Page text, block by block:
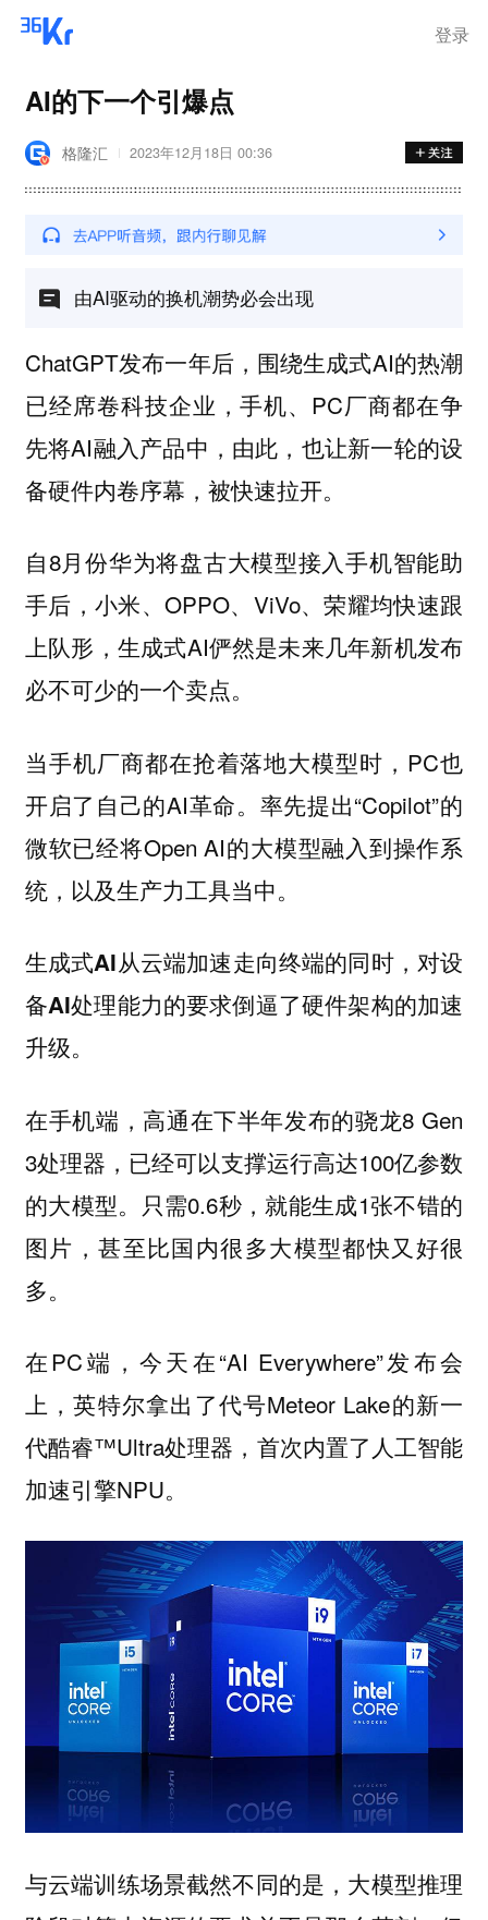
登录
AI的下一个引爆点
格隆汇 2023年12月18日 00:36
由AI驱动的换机潮势必会出现
ChatGPT发布一年后，围绕生成式AI的热潮
已经席卷科技企业，手机、PC厂商都在争
先将AI融入产品中，由此，也让新一轮的设
备硬件内卷序幕，被快速拉开。
自8月份华为将盘古大模型接入手机智能助
手后，小米、OPPO、ViVo、荣耀均快速跟
上队形，生成式AI俨然是未来几年新机发布
必不可少的一个卖点。
当手机厂商都在抢着落地大模型时，PC也
开启了自己的AI革命。率先提出“Copilot”的
微软已经将Open AI的大模型融入到操作系
统，以及生产力工具当中。
生成式AI从云端加速走向终端的同时，对设
备AI处理能力的要求倒逼了硬件架构的加速
升级。
在手机端，高通在下半年发布的骁龙8 Gen
3处理器，已经可以支撑运行高达100亿参数
的大模型。只需0.6秒，就能生成1张不错的
图片，甚至比国内很多大模型都快又好很
多。
在PC端，今天在“AI Everywhere”发布会
上，英特尔拿出了代号Meteor Lake的新一
代酷睿™Ultra处理器，首次内置了人工智能
加速引擎NPU。
与云端训练场景截然不同的是，大模型推理